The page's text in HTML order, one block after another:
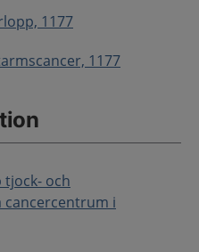
1177
1177
och
cancercentrum i